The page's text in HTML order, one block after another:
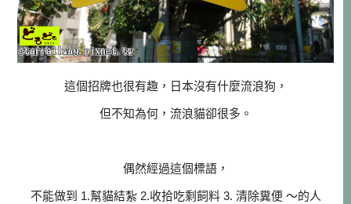
這個招牌也很有趣，日本沒有什麼流浪狗，
但不知為何，流浪貓卻很多。
偶然經過這個標語，
不能做到 1.幫貓結紮 2.收拾吃剩飼料 3. 清除糞便 ～的人